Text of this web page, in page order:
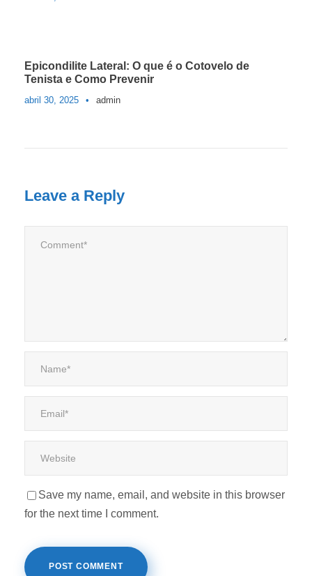
Epicondilite Lateral: O que é o Cotovelo de
Tenista e Como Prevenir
abril 30, 2025 • admin
Leave a Reply
Save my name, email, and website in this browser
for the next time I comment.